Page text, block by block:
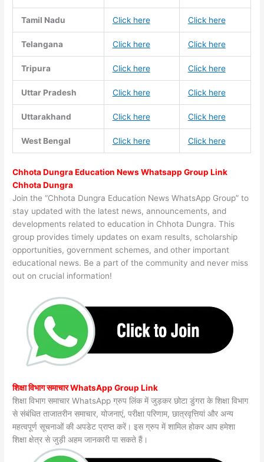
Tamil Nadu Click here Click here
Telangana Click here Click here
Tripura Click here Click here
Uttar Pradesh Click here Click here
Uttarakhand Click here Click here
West Bengal Click here Click here
Chhota Dungra Education News Whatsapp Group Link
Chhota Dungra
Join the “Chhota Dungra Education News WhatsApp Group” to
stay updated with the latest news, announcements, and
developments related to education in Chhota Dungra. This
group provides timely updates on exam results, scholarship
opportunities, government schemes, and other important
educational news. Be a part of the community and never miss
out on crucial information!
शिक्षा विभाग समाचार WhatsApp Group Link
शिक्षा विभाग समाचार WhatsApp ग्रुप लिंक में जुड़कर छोटा डुंगरा के शिक्षा विभाग
से संबंधित ताजातरीन समाचार, योजनाएं, परीक्षा परिणाम, छात्रवृत्तियां और अन्य
महत्वपूर्ण सूचनाओं की अपडेट प्राप्त करें। इस ग्रुप में शामिल होकर आप हमेशा
शिक्षा क्षेत्र से जुड़ी अहम जानकारी पा सकते हैं।